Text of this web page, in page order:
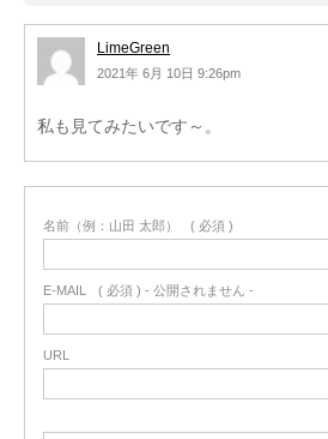
LimeGreen
2021年 6月 10日 9:26pm
私も見てみたいです～。
名前（例：山田 太郎） ( 必須 )
E-MAIL ( 必須 ) - 公開されません -
URL